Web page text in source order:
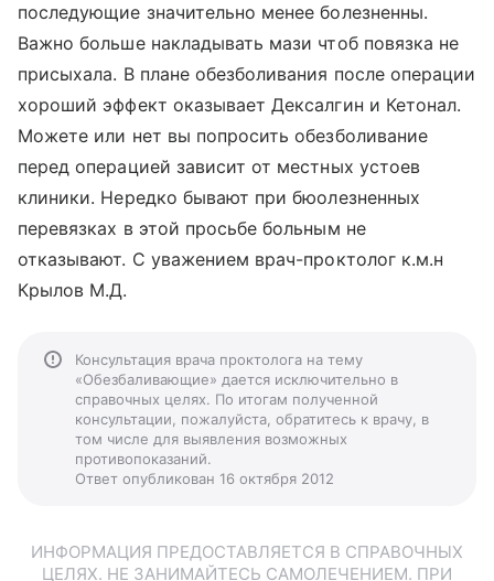
последующие значительно менее болезненны.
Важно больше накладывать мази чтоб повязка не
присыхала. В плане обезболивания после операции
хороший эффект оказывает Дексалгин и Кетонал.
Можете или нет вы попросить обезболивание
перед операцией зависит от местных устоев
клиники. Нередко бывают при бюолезненных
перевязках в этой просьбе больным не
отказывают. С уважением врач-проктолог к.м.н
Крылов М.Д.
Консультация врача проктолога на тему
«Обезбаливающие» дается исключительно в
справочных целях. По итогам полученной
консультации, пожалуйста, обратитесь к врачу, в
том числе для выявления возможных
противопоказаний.
Ответ опубликован 16 октября 2012
ИНФОРМАЦИЯ ПРЕДОСТАВЛЯЕТСЯ В СПРАВОЧНЫХ
ЦЕЛЯХ. НЕ ЗАНИМАЙТЕСЬ САМОЛЕЧЕНИЕМ. ПРИ